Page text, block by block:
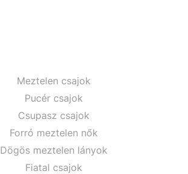
Meztelen csajok
Pucér csajok
Csupasz csajok
Forró meztelen nők
Dögös meztelen lányok
Fiatal csajok